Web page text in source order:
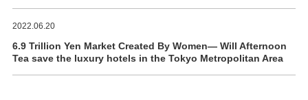
2022.06.20
6.9 Trillion Yen Market Created By Women― Will Afternoon
Tea save the luxury hotels in the Tokyo Metropolitan Area